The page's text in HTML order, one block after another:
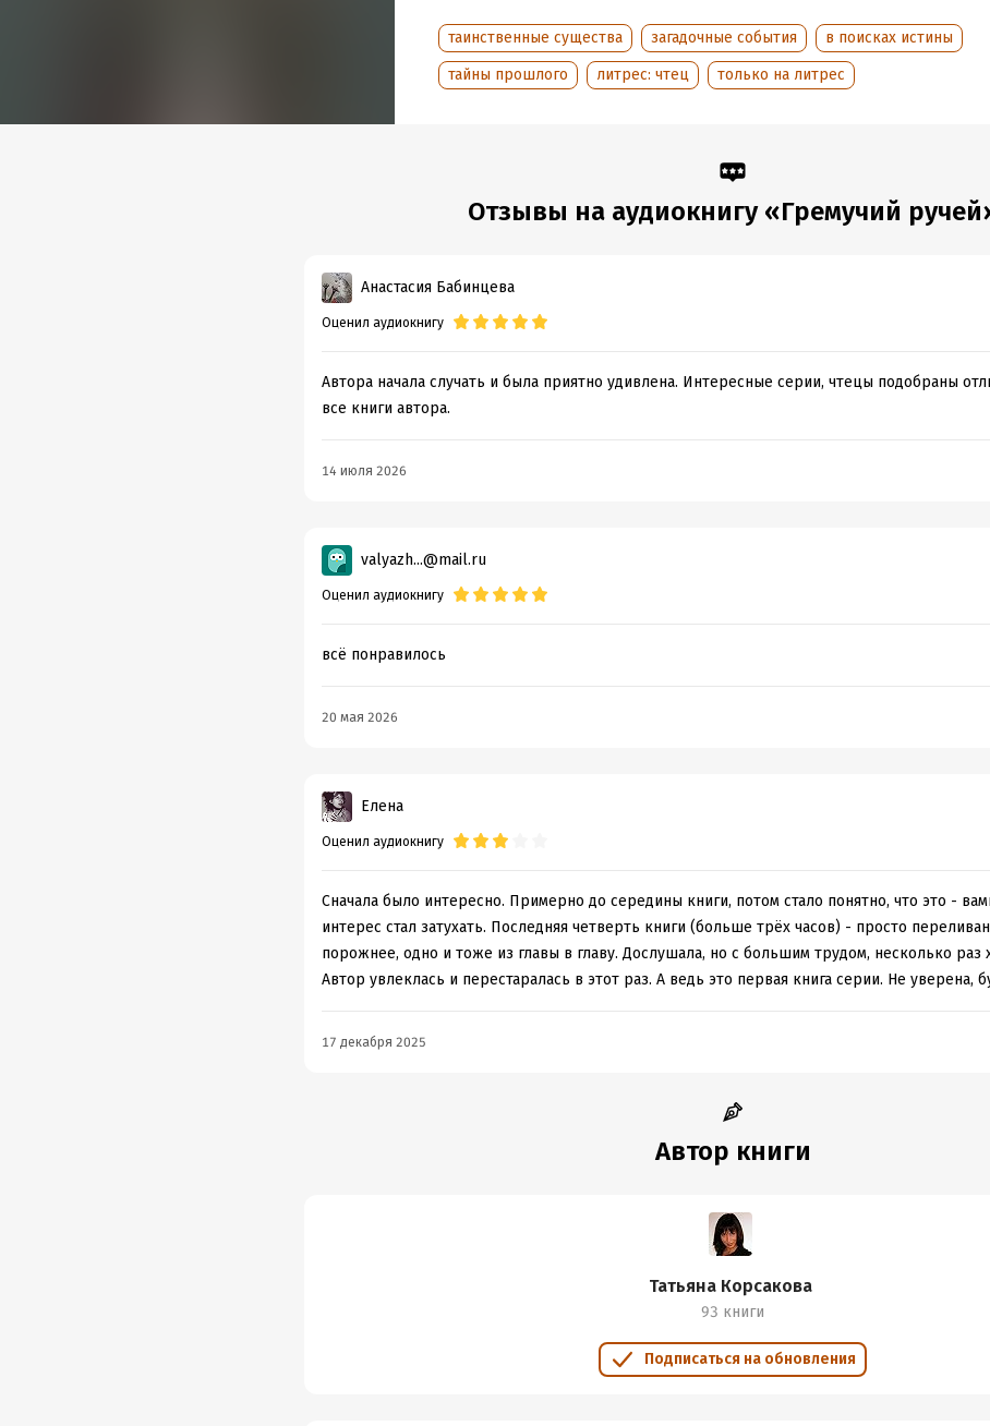
бездну…
Подробная информация
таинственные существа загадочные события
в поисках истины
тайны прошлого
литрес: чтец только на литрес
Отзывы на аудиокнигу «Гремучий
Анастасия Бабинцева
Оценил аудиокнигу
Автора начала случать и была приятно удивлена. Интересные серии, чтецы подобраны
все книги автора.
14 июля 2026
valyazh...@mail.ru
Оценил аудиокнигу
всё понравилось
20 мая 2026
Елена
Оценил аудиокнигу
Сначала было интересно. Примерно до середины книги, потом стало понятно, что это -
интерес стал затухать. Последняя четверть книги (больше трёх часов) - просто
порожнее, одно и тоже из главы в главу. Дослушала, но с большим трудом, несколько раз
Автор увлеклась и перестаралась в этот раз. А ведь это первая книга серии. Не уверена,
17 декабря 2025
Автор книги
Татьяна Корсакова
93 книги
Подписаться на обновления